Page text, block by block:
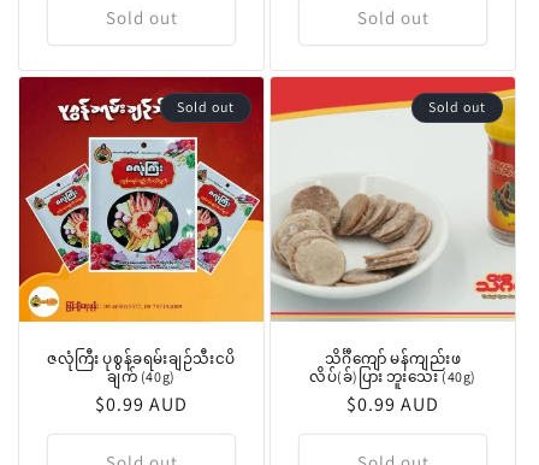
Sold out Sold out
Sold out
ဇလုံကြီး ပုစွန်ခရမ်းချဉ်သီးငပိ
ချက် (40g)
Regular
price
$0.99 AUD
Sold out
သိင်္ဂီကျော် မန်ကျည်းဖ
လိပ်(ခ်)ပြား ဘူးသေး (40g)
Regular
price
$0.99 AUD